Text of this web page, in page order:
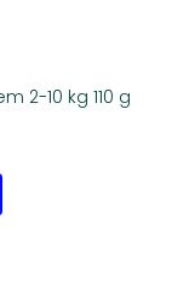
2-10 kg 110 g